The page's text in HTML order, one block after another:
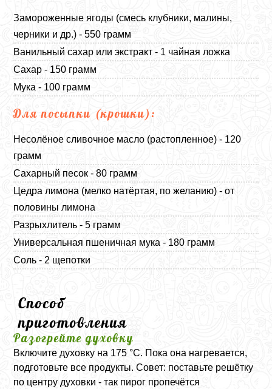
Замороженные ягоды (смесь клубники, малины,
черники и др.) - 550 грамм
Ванильный сахар или экстракт - 1 чайная ложка
Сахар - 150 грамм
Мука - 100 грамм
Для посыпки (крошки):
Несолёное сливочное масло (растопленное) - 120
грамм
Сахарный песок - 80 грамм
Цедра лимона (мелко натёртая, по желанию) - от
половины лимона
Разрыхлитель - 5 грамм
Универсальная пшеничная мука - 180 грамм
Соль - 2 щепотки
Способ
приготовления
Разогрейте духовку
Включите духовку на 175 °C. Пока она нагревается,
подготовьте все продукты. Совет: поставьте решётку
по центру духовки - так пирог пропечётся